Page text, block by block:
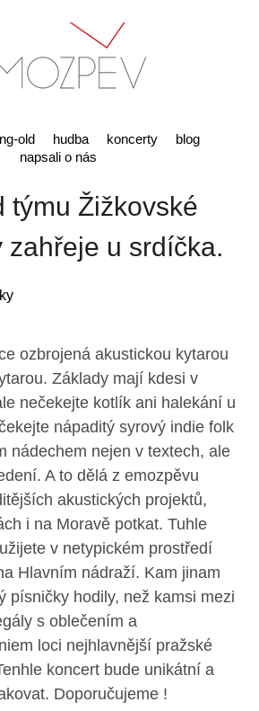
old hudba koncerty
blog
napsali o nás
týmu Žižkovské
zahřeje u srdíčka.
ozbrojená akustickou kytarou
Základy mají kdesi v
nečekejte kotlík ani halekání u
nápaditý syrový indie folk
nádechem nejen v textech, ale
A to dělá z emozpěvu
akustických projektů,
i na Moravě potkat. Tuhle
v netypickém prostředí
Hlavním nádraží. Kam jinam
písničky hodily, než kamsi mezi
s oblečením a
loci nejhlavnější pražské
koncert bude unikátní a
Doporučujeme !